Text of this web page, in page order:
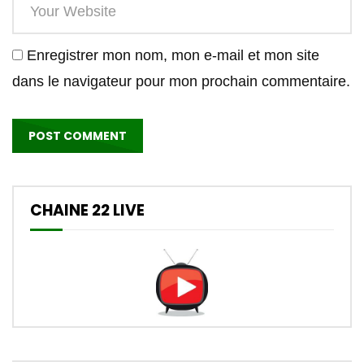
Enregistrer mon nom, mon e-mail et mon site
dans le navigateur pour mon prochain commentaire.
CHAINE 22 LIVE